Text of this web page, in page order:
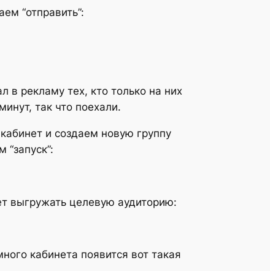
“отправить”:
в рекламу тех, кто только на них
так что поехали.
и создаем новую группу
выгружать целевую аудиторию:
кабинета появится вот такая